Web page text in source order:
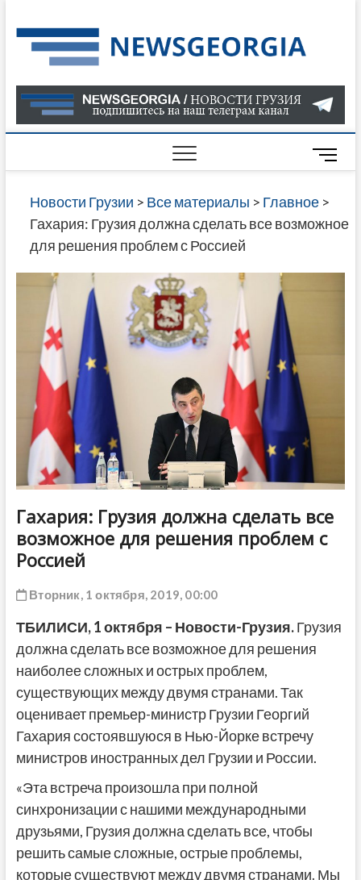
to
content
О
В
ГРУЗИИ
САЙТЕ
M
e
n
u
Новости Грузии > Все материалы > Главное>
Гахария: Грузия должна сделать все возможное
для решения проблем с Россией
Гахария: Грузия должна сделать все
возможное для решения проблем с
Россией
Вторник, 1 октября, 2019, 00:00
ТБИЛИСИ,1 октября – Новости-Грузия.Грузия
должна сделать все возможное для решения
наиболее сложных и острых проблем,
существующих между двумя странами. Так
оценивает премьер-министр Грузии Георгий
Гахария состоявшуюся в Нью-Йорке встречу
министров иностранных дел Грузии и России.
«Эта встреча произошла при полной
синхронизации с нашими международными
друзьями, Грузия должна сделать все, чтобы
решить самые сложные, острые проблемы,
которые существуют между двумя странами. Мы